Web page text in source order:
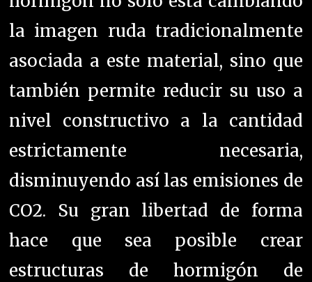
la imagen ruda tradicionalmente
asociada a este material, sino que
también permite reducir su uso a
nivel constructivo a la cantidad
estrictamente necesaria,
disminuyendo así las emisiones de
CO2. Su gran libertad de forma
hace que sea posible crear
estructuras de hormigón de